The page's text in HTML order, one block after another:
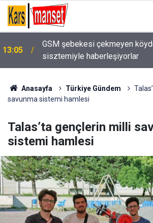
13:05
GSM şebekesi çekmeyen
sisztemiyle haberleşiyorlar
13:04 Elektrik akımına kapılan işçi
Anasayfa Türkiye Gündem
savunma sistemi hamlesi
Talas’ta gençlerin milli
sistemi hamlesi